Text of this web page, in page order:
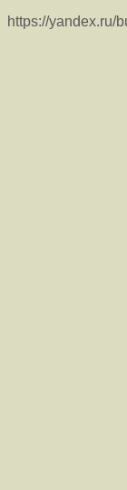
https://yandex.ru/